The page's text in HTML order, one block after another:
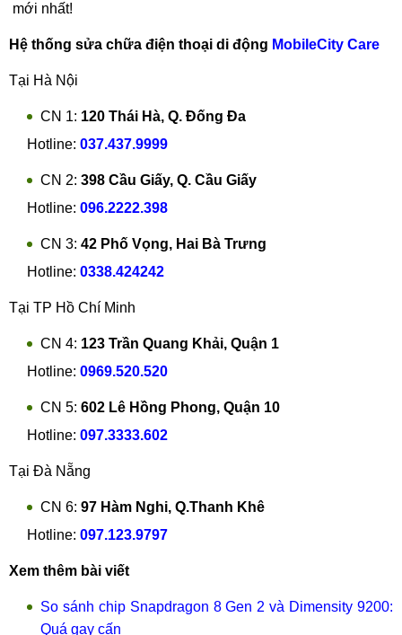
mới nhất!
Hệ thống sửa chữa điện thoại di động MobileCity Care
Tại Hà Nội
CN 1: 120 Thái Hà, Q. Đống Đa
Hotline: 037.437.9999
CN 2: 398 Cầu Giấy, Q. Cầu Giấy
Hotline: 096.2222.398
CN 3: 42 Phố Vọng, Hai Bà Trưng
Hotline: 0338.424242
Tại TP Hồ Chí Minh
CN 4: 123 Trần Quang Khải, Quận 1
Hotline: 0969.520.520
CN 5: 602 Lê Hồng Phong, Quận 10
Hotline: 097.3333.602
Tại Đà Nẵng
CN 6: 97 Hàm Nghi, Q.Thanh Khê
Hotline: 097.123.9797
Xem thêm bài viết
So sánh chip Snapdragon 8 Gen 2 và Dimensity 9200:
Quá gay cấn